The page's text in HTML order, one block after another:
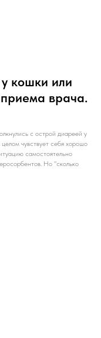
кошки или
врача.
с острой диареей у
чувствует себя хорошо
самостоятельно
Но "сколько